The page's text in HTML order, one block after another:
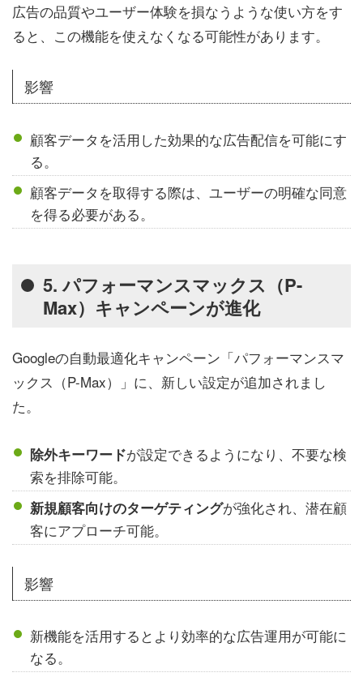
広告の品質やユーザー体験を損なうような使い方をす
ると、この機能を使えなくなる可能性があります。
影響
顧客データを活用した効果的な広告配信を可能にす
る。
顧客データを取得する際は、ユーザーの明確な同意
を得る必要がある。
5. パフォーマンスマックス（P-
Max）キャンペーンが進化
Googleの自動最適化キャンペーン「パフォーマンスマ
ックス（P-Max）」に、新しい設定が追加されまし
た。
除外キーワードが設定できるようになり、不要な検
索を排除可能。
新規顧客向けのターゲティングが強化され、潜在顧
客にアプローチ可能。
影響
新機能を活用するとより効率的な広告運用が可能に
なる。